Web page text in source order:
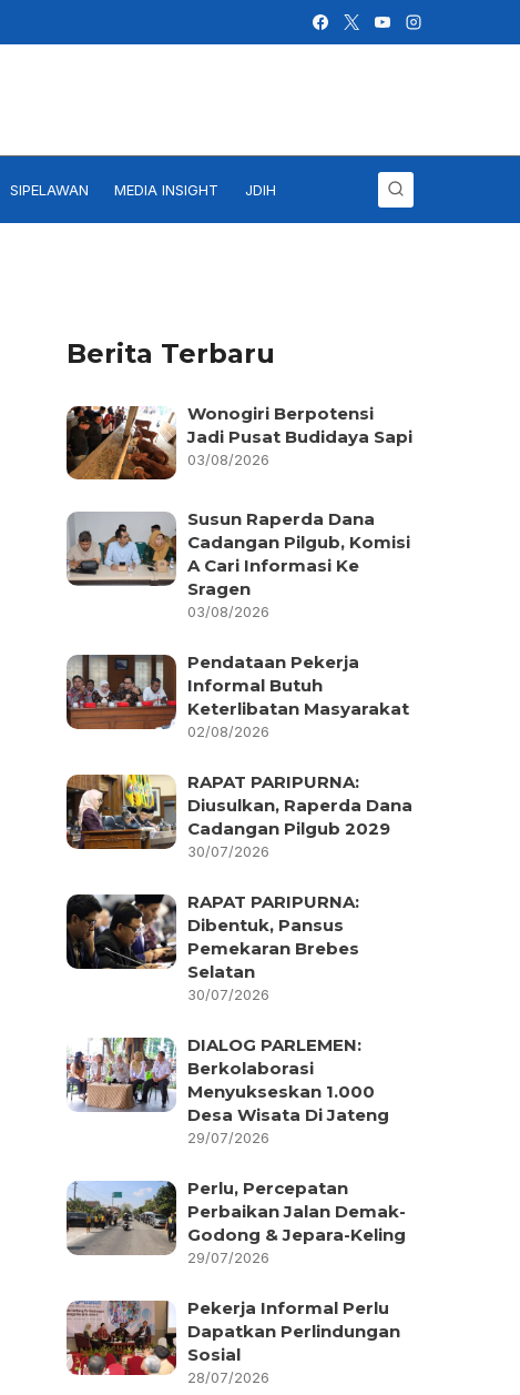
SIPELAWAN MEDIA INSIGHT JDIH
Berita Terbaru
Wonogiri Berpotensi
Jadi Pusat Budidaya Sapi
03/08/2026
Susun Raperda Dana
Cadangan Pilgub, Komisi
A Cari Informasi Ke
Sragen
03/08/2026
Pendataan Pekerja
Informal Butuh
Keterlibatan Masyarakat
02/08/2026
RAPAT PARIPURNA:
Diusulkan, Raperda Dana
Cadangan Pilgub 2029
30/07/2026
RAPAT PARIPURNA:
Dibentuk, Pansus
Pemekaran Brebes
Selatan
30/07/2026
DIALOG PARLEMEN:
Berkolaborasi
Menyukseskan 1.000
Desa Wisata Di Jateng
29/07/2026
Perlu, Percepatan
Perbaikan Jalan Demak-
Godong & Jepara-Keling
29/07/2026
Pekerja Informal Perlu
Dapatkan Perlindungan
Sosial
28/07/2026